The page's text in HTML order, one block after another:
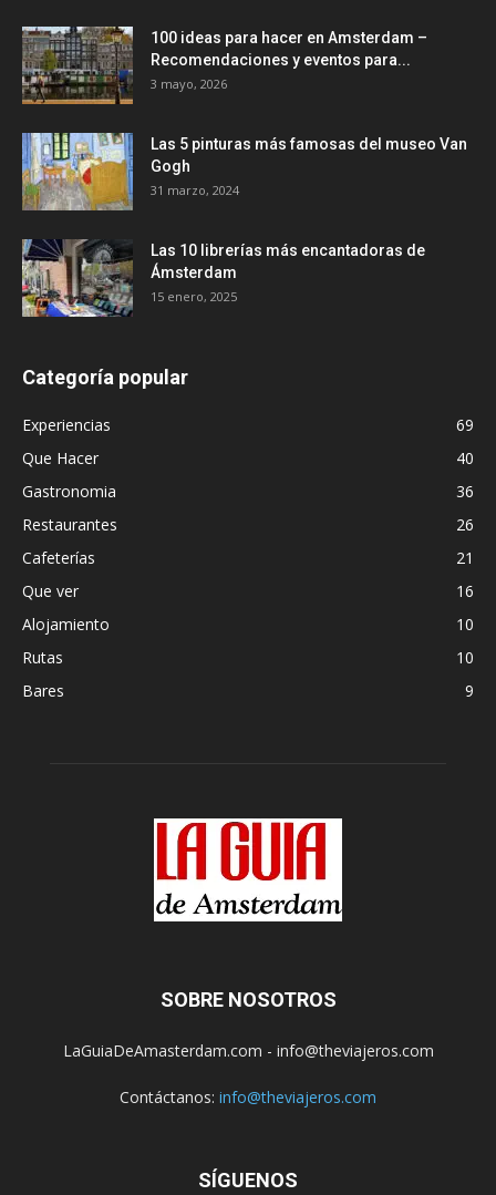
100 ideas para hacer en Amsterdam –
Recomendaciones y eventos para...
3 mayo, 2026
Las 5 pinturas más famosas del museo Van
Gogh
31 marzo, 2024
Las 10 librerías más encantadoras de
Ámsterdam
15 enero, 2025
Categoría popular
Experiencias
69
Que Hacer
40
Gastronomia
36
Restaurantes
26
Cafeterías
21
Que ver
16
Alojamiento
10
Rutas
10
Bares
9
SOBRE NOSOTROS
LaGuiaDeAmasterdam.com - info@theviajeros.com
Contáctanos: info@theviajeros.com
SÍGUENOS